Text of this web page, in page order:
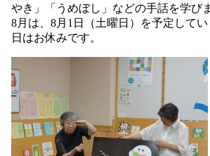
やき」「うめぼし」などの手話を学び
8月は、8月1日（土曜日）を予定して
日はお休みです。